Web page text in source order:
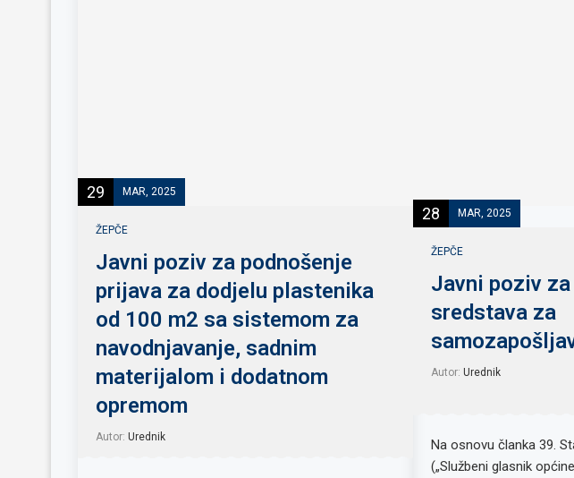
29 MAR, 2025
ŽEPČE
Javni poziv za podnošenje
prijava za dodjelu plastenika
od 100 m2 sa sistemom za
navodnjavanje, sadnim
materijalom i dodatnom
opremom
Autor: Urednik
28 MAR, 2025
ŽEPČE
Javni poziv
sredstava za
Autor: Urednik
Na osnovu članka 39.
(„Službeni glasnik